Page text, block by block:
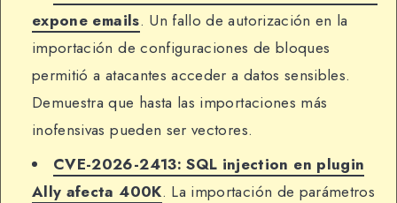
expone emails. Un fallo de autorización en la
importación de configuraciones de bloques
permitió a atacantes acceder a datos sensibles.
Demuestra que hasta las importaciones más
inofensivas pueden ser vectores.
CVE-2026-2413: SQL injection en plugin
Ally afecta 400K. La importación de parámetros